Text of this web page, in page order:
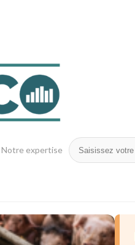
Notre expertise
Rechercher